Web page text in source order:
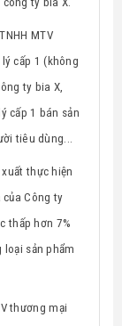
MTV
cấp 1 (không
ty bia X,
cấp 1 bán sản
tiêu dùng...
thực hiện
Công ty
thấp hơn 7%
sản phẩm
thương mại